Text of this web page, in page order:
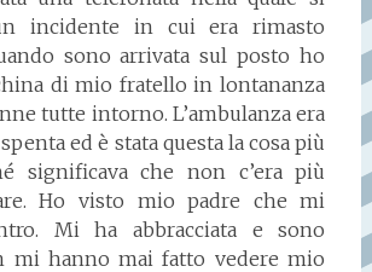
incidente in cui era rimasto
sono arrivata sul posto ho
di mio fratello in lontananza
tutte intorno. L’ambulanza era
ed è stata questa la cosa più
significava che non c’era più
Ho visto mio padre che mi
Mi ha abbracciata e sono
mi hanno mai fatto vedere mio